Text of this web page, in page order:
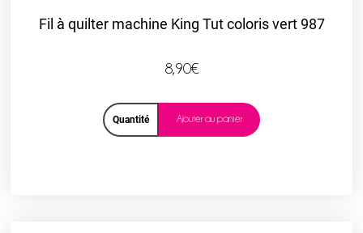
Fil à quilter machine King Tut coloris vert 987
8,90€
Quantité Ajouter au panier